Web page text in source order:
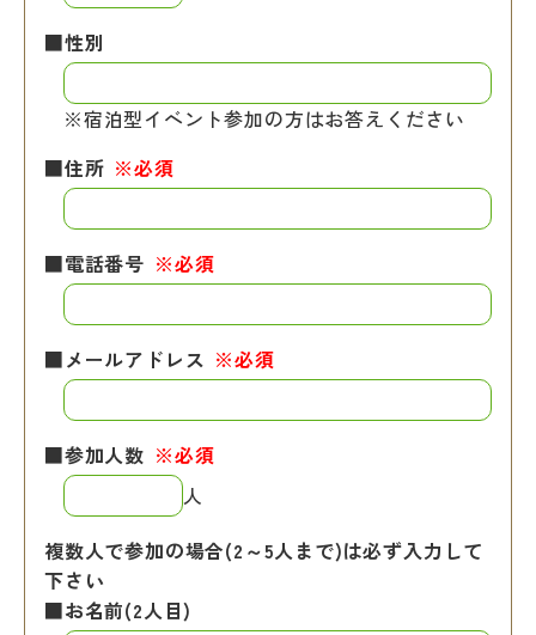
■性別
※宿泊型イベント参加の方はお答えください
■住所 ※必須
■電話番号 ※必須
■メールアドレス ※必須
■参加人数 ※必須
人
複数人で参加の場合(2～5人まで)は必ず入力して
下さい
■お名前(2人目)